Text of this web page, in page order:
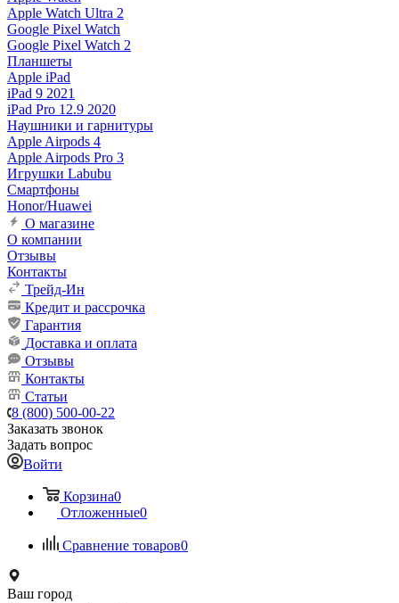
Apple Watch Ultra 2
Google Pixel Watch
Google Pixel Watch 2
Планшеты
Apple iPad
iPad 9 2021
iPad Pro 12.9 2020
Наушники и гарнитуры
Apple Airpods 4
Apple Airpods Pro 3
Игрушки Labubu
Смартфоны
Honor/Huawei
О магазине
О компании
Отзывы
Контакты
Трейд-Ин
Кредит и рассрочка
Гарантия
Доставка и оплата
Отзывы
Контакты
Статьи
8 (800) 500-00-22
Заказать звонок
Задать вопрос
Войти
Корзина0
Отложенные0
Сравнение товаров0
Ваш город